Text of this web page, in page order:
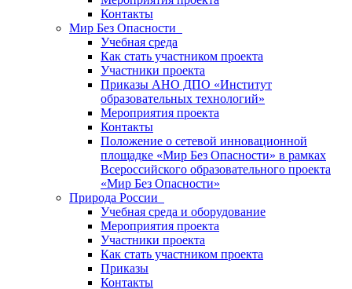
Контакты
Мир Без Опасности
Учебная среда
Как стать участником проекта
Участники проекта
Приказы АНО ДПО «Институт
образовательных технологий»
Мероприятия проекта
Контакты
Положение о сетевой инновационной
площадке «Мир Без Опасности» в рамках
Всероссийского образовательного проекта
«Мир Без Опасности»
Природа России
Учебная среда и оборудование
Мероприятия проекта
Участники проекта
Как стать участником проекта
Приказы
Контакты